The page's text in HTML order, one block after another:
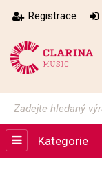
Registrace
Kategorie